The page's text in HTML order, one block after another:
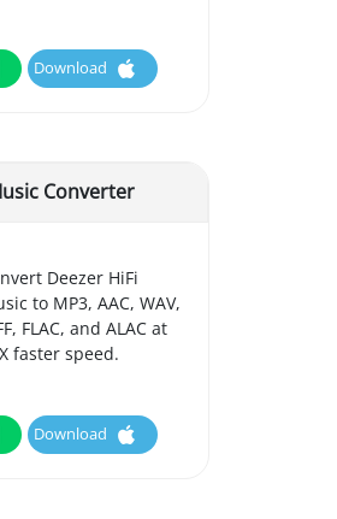
Download
Converter
Deezer HiFi
to MP3, AAC, WAV,
FLAC, and ALAC at
faster speed.
Download